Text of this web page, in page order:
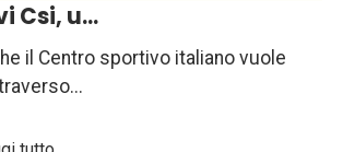
Csi, u...
il Centro sportivo italiano vuole